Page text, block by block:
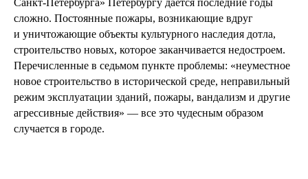
Санкт-Петербурга» Петербургу дается последние годы
сложно. Постоянные пожары, возникающие вдруг
и уничтожающие объекты культурного наследия дотла,
строительство новых, которое заканчивается недостроем.
Перечисленные в седьмом пункте проблемы: «неуместное
новое строительство в исторической среде, неправильный
режим эксплуатации зданий, пожары, вандализм и другие
агрессивные действия» — все это чудесным образом
случается в городе.